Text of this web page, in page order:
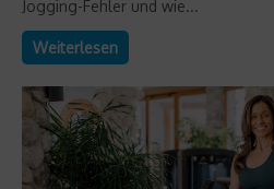
Jogging-Fehler und wie...
Weiterlesen